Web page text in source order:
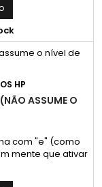
e conexão à
compatíveis
HP
ASSUME O
com "e" (como
mente que ativar
compatíveis e
impressão na